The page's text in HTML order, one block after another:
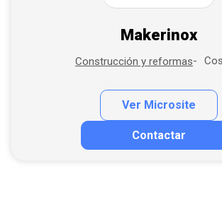
Makerinox
Construcción y reformas
Ver Microsite
Contactar
Contactar por correo